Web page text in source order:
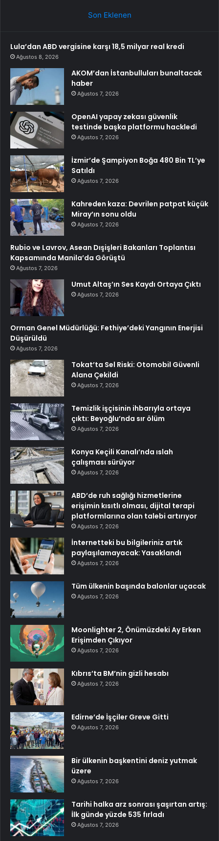
Son Eklenen
Lula’dan ABD vergisine karşı 18,5 milyar real kredi
Ağustos 8, 2026
AKOM’dan İstanbulluları bunaltacak
haber
Ağustos 7, 2026
OpenAI yapay zekası güvenlik
testinde başka platformu hackledi
Ağustos 7, 2026
İzmir’de Şampiyon Boğa 480 Bin TL’ye
Satıldı
Ağustos 7, 2026
Kahreden kaza: Devrilen patpat küçük
Miray’ın sonu oldu
Ağustos 7, 2026
Rubio ve Lavrov, Asean Dışişleri Bakanları Toplantısı
Kapsamında Manila’da Görüştü
Ağustos 7, 2026
Umut Altaş’ın Ses Kaydı Ortaya Çıktı
Ağustos 7, 2026
Orman Genel Müdürlüğü: Fethiye’deki Yangının Enerjisi
Düşürüldü
Ağustos 7, 2026
Tokat’ta Sel Riski: Otomobil Güvenli
Alana Çekildi
Ağustos 7, 2026
Temizlik işçisinin ihbarıyla ortaya
çıktı: Beyoğlu’nda sır ölüm
Ağustos 7, 2026
Konya Keçili Kanalı’nda ıslah
çalışması sürüyor
Ağustos 7, 2026
ABD’de ruh sağlığı hizmetlerine
erişimin kısıtlı olması, dijital terapi
platformlarına olan talebi artırıyor
Ağustos 7, 2026
İnternetteki bu bilgileriniz artık
paylaşılamayacak: Yasaklandı
Ağustos 7, 2026
Tüm ülkenin başında balonlar uçacak
Ağustos 7, 2026
Moonlighter 2, Önümüzdeki Ay Erken
Erişimden Çıkıyor
Ağustos 7, 2026
Kıbrıs’ta BM’nin gizli hesabı
Ağustos 7, 2026
Edirne’de İşçiler Greve Gitti
Ağustos 7, 2026
Bir ülkenin başkentini deniz yutmak
üzere
Ağustos 7, 2026
Tarihi halka arz sonrası şaşırtan artış:
İlk günde yüzde 535 fırladı
Ağustos 7, 2026